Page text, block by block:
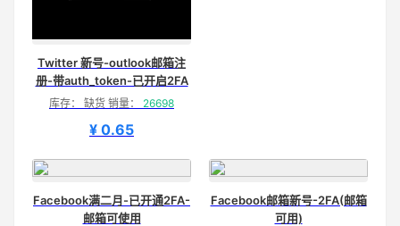
Twitter 新号-outlook邮箱注
册-带auth_token-已开启2FA
库存： 缺货 销量： 26698
¥ 0.65
Facebook满二月-已开通2FA-
邮箱可使用
Facebook邮箱新号-2FA(邮箱
可用)